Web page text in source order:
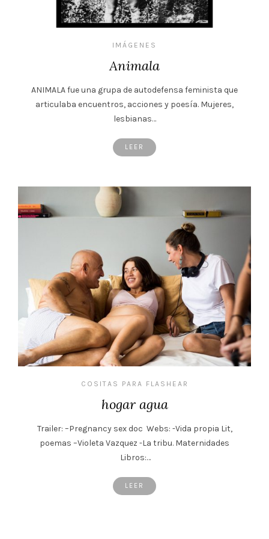
IMÁGENES
Animala
ANIMALA fue una grupa de autodefensa feminista que
articulaba encuentros, acciones y poesía. Mujeres,
lesbianas…
LEER
COSITAS PARA FLASHEAR
hogar agua
Trailer: –Pregnancy sex doc Webs: -Vida propia Lit,
poemas –Violeta Vazquez -La tribu. Maternidades
Libros:…
LEER